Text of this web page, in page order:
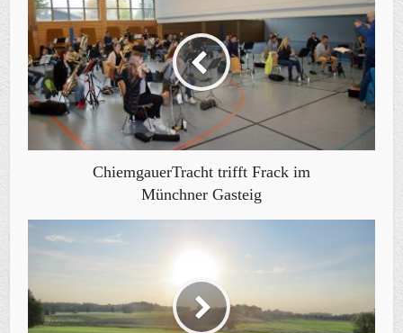
ChiemgauerTracht trifft Frack im
Münchner Gasteig